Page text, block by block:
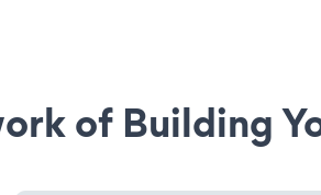
of Building